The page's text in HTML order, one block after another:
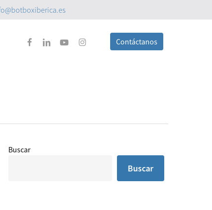
Contáctanos
facebooklinkedinyoutubeinstagram
Buscar
Buscar